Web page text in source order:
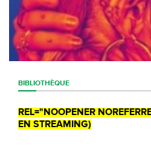
BIBLIOTHÈQUE
REL="NOOPENER
EN STREAMING)